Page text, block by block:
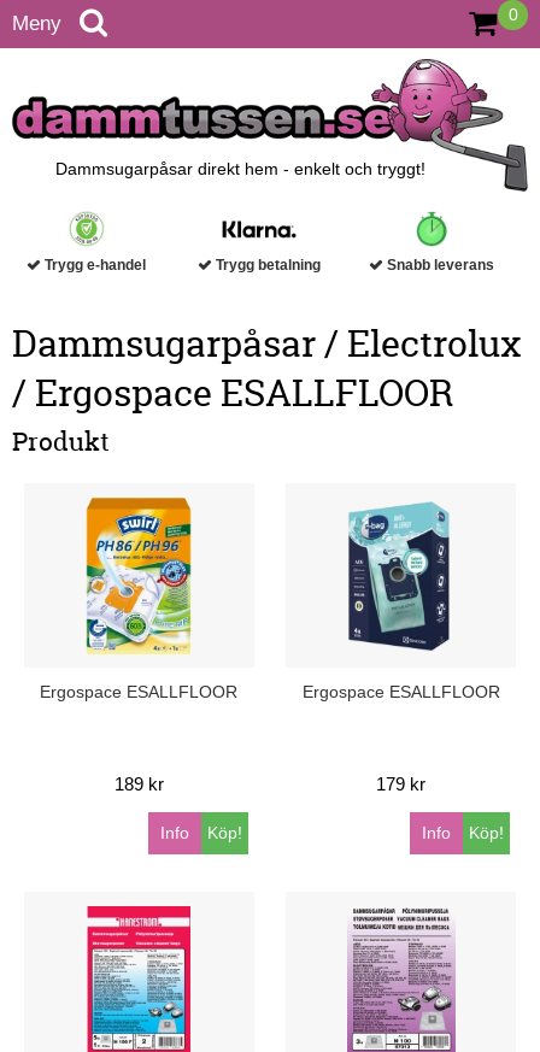
Meny 0
Dammsugarpåsar direkt hem - enkelt och tryggt!
Trygg e-handel Trygg betalning Snabb leverans
Dammsugarpåsar / Electrolux
/ Ergospace ESALLFLOOR
Produkt
Ergospace ESALLFLOOR
189 kr
Köp!
Info
Ergospace ESALLFLOOR
179 kr
Köp!
Info